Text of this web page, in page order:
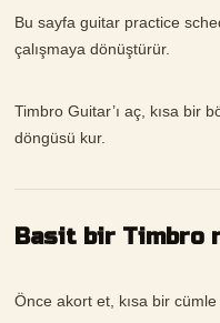
Bu sayfa guitar practice
çalışmaya dönüştürür.
Timbro Guitar’ı aç, kısa bir
döngüsü kur.
Basit bir Timbro
Önce akort et, kısa bir